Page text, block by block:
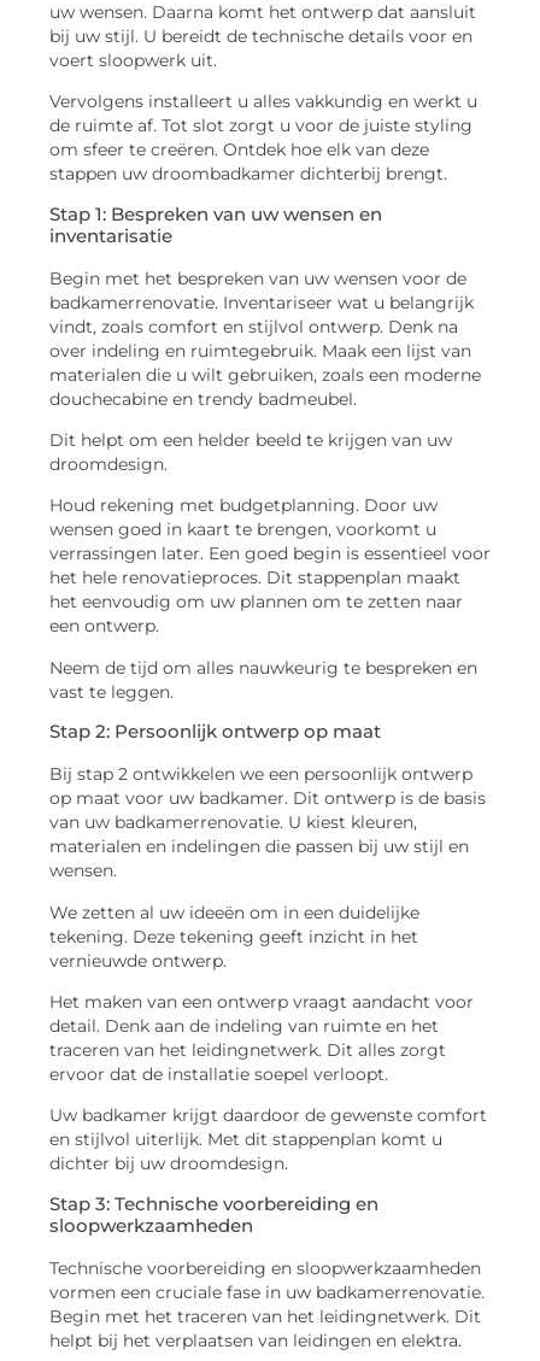
uw wensen. Daarna komt het ontwerp dat aansluit
bij uw stijl. U bereidt de technische details voor en
voert sloopwerk uit.
Vervolgens installeert u alles vakkundig en werkt u
de ruimte af. Tot slot zorgt u voor de juiste styling
om sfeer te creëren. Ontdek hoe elk van deze
stappen uw droombadkamer dichterbij brengt.
Stap 1: Bespreken van uw wensen en
inventarisatie
Begin met het bespreken van uw wensen voor de
badkamerrenovatie. Inventariseer wat u belangrijk
vindt, zoals comfort en stijlvol ontwerp. Denk na
over indeling en ruimtegebruik. Maak een lijst van
materialen die u wilt gebruiken, zoals een moderne
douchecabine en trendy badmeubel.
Dit helpt om een helder beeld te krijgen van uw
droomdesign.
Houd rekening met budgetplanning. Door uw
wensen goed in kaart te brengen, voorkomt u
verrassingen later. Een goed begin is essentieel voor
het hele renovatieproces. Dit stappenplan maakt
het eenvoudig om uw plannen om te zetten naar
een ontwerp.
Neem de tijd om alles nauwkeurig te bespreken en
vast te leggen.
Stap 2: Persoonlijk ontwerp op maat
Bij stap 2 ontwikkelen we een persoonlijk ontwerp
op maat voor uw badkamer. Dit ontwerp is de basis
van uw badkamerrenovatie. U kiest kleuren,
materialen en indelingen die passen bij uw stijl en
wensen.
We zetten al uw ideeën om in een duidelijke
tekening. Deze tekening geeft inzicht in het
vernieuwde ontwerp.
Het maken van een ontwerp vraagt aandacht voor
detail. Denk aan de indeling van ruimte en het
traceren van het leidingnetwerk. Dit alles zorgt
ervoor dat de installatie soepel verloopt.
Uw badkamer krijgt daardoor de gewenste comfort
en stijlvol uiterlijk. Met dit stappenplan komt u
dichter bij uw droomdesign.
Stap 3: Technische voorbereiding en
sloopwerkzaamheden
Technische voorbereiding en sloopwerkzaamheden
vormen een cruciale fase in uw badkamerrenovatie.
Begin met het traceren van het leidingnetwerk. Dit
helpt bij het verplaatsen van leidingen en elektra.